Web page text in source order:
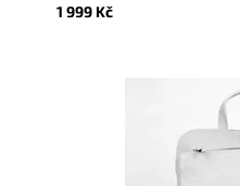
1 999 Kč
Kožený šedý batoh no.
který se díky posuvným